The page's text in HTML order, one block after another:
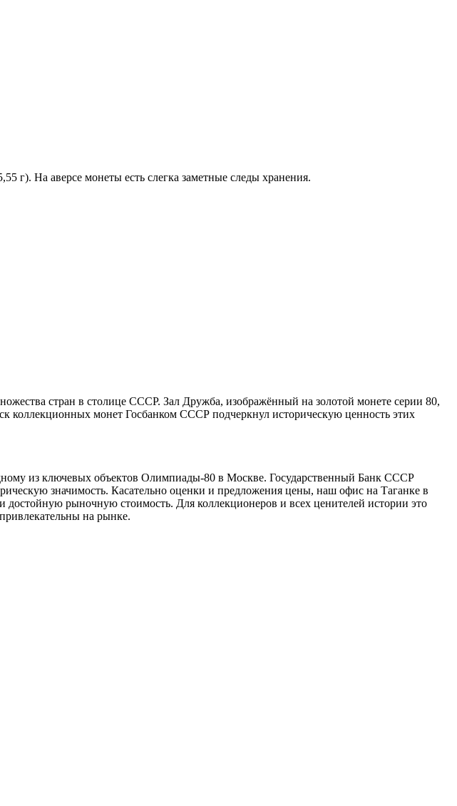
г). На аверсе монеты есть слегка заметные следы хранения.
стран в столице СССР. Зал Дружба, изображённый на золотой монете серии 80,
коллекционных монет Госбанком СССР подчеркнул историческую ценность этих
из ключевых объектов Олимпиады-80 в Москве. Государственный Банк СССР
значимость. Касательно оценки и предложения цены, наш офис на Таганке в
достойную рыночную стоимость. Для коллекционеров и всех ценителей истории это
на рынке.